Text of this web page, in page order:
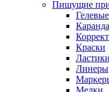
Пишущие
Краски
Ластики
Линеры
Мелки